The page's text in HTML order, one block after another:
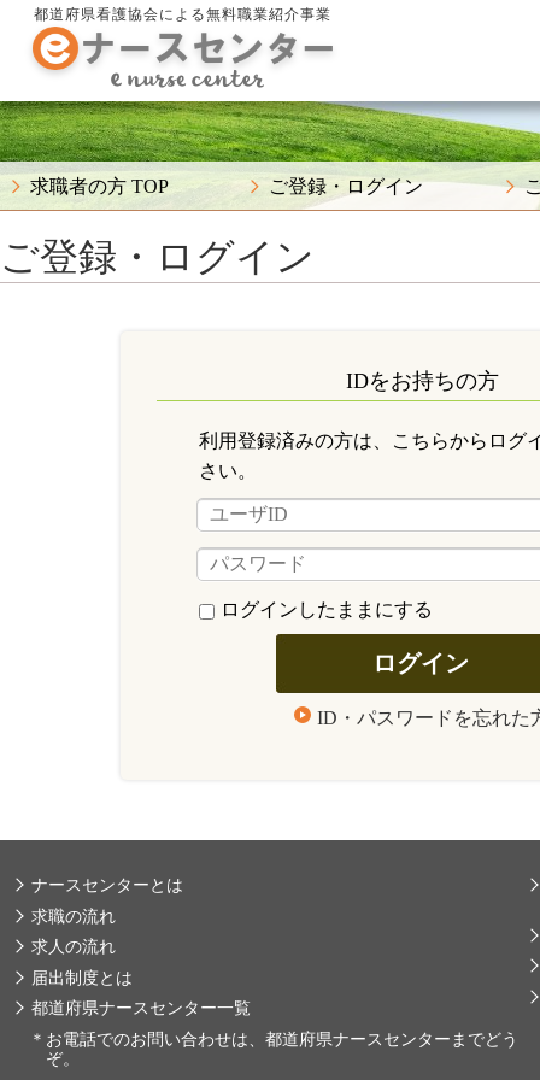
都道府県看護協会による無料職業紹介事業
求職者の方 TOP ご登録・ログイン
ご登録・ログイン
IDをお持ちの方
利用登録済みの方は、こちらからログ
さい。
ログインしたままにする
ID・パスワードを忘れた
ナースセンターとは
求職の流れ
求人の流れ
届出制度とは
都道府県ナースセンター一覧
＊ お電話でのお問い合わせは、都道府県ナースセンターまでどう
ぞ。